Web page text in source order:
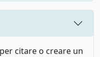
citare o creare un